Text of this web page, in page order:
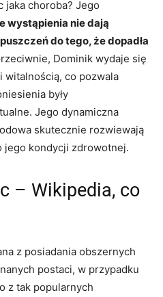
jaka choroba? Jego
wystąpienia nie dają
do tego, że dopadła
Dominik wydaje się
co pozwala
były
Jego dynamiczna
skutecznie rozwiewają
kondycji zdrowotnej.
– Wikipedia, co
z posiadania obszernych
postaci, w przypadku
z tak popularnych